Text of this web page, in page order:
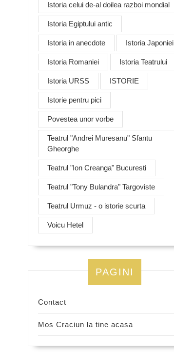
Istoria celui de-al doilea razboi mondial
Istoria Egiptului antic
Istoria in anecdote Istoria Japoniei
Istoria Romaniei Istoria Teatrului
Istoria URSS ISTORIE
Istorie pentru pici
Povestea unor vorbe
Teatrul "Andrei Muresanu" Sfantu
Gheorghe
Teatrul "Ion Creanga" Bucuresti
Teatrul "Tony Bulandra" Targoviste
Teatrul Urmuz - o istorie scurta
Voicu Hetel
PAGINI
Contact
Mos Craciun la tine acasa